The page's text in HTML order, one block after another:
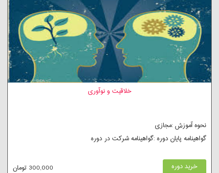
خلاقیت و نوآوری
نحوه آموزش :مجازی
گواهینامه پایان دوره :گواهینامه شرکت در دوره
خرید دوره 300,000 تومان